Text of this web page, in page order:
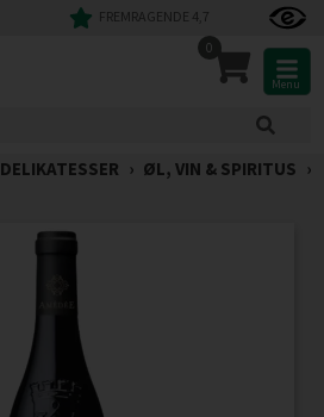
FREMRAGENDE 4,7
0
Menu
DELIKATESSER › ØL, VIN & SPIRITUS ›